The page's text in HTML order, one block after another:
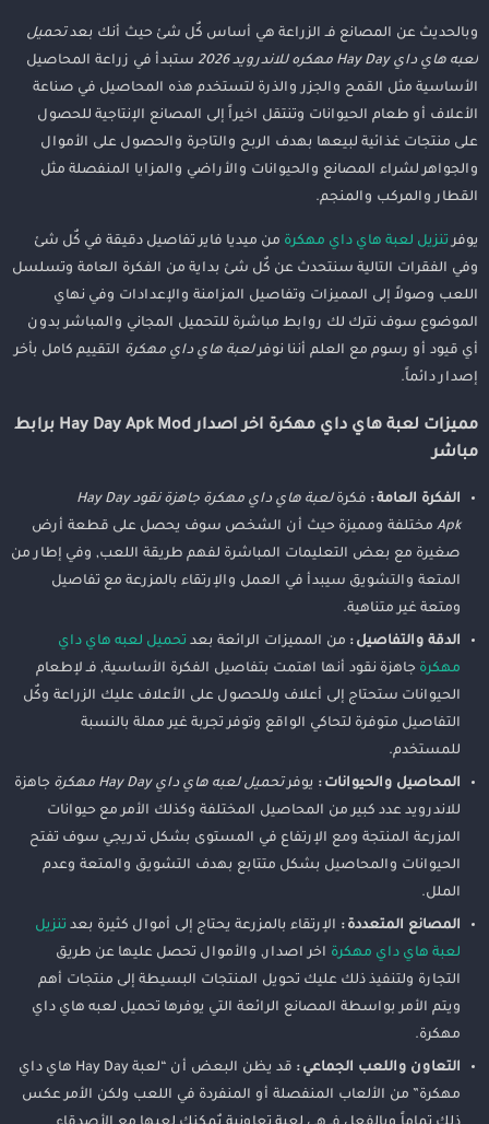
وبالحديث عن المصانع فـ الزراعة هي أساس كٌل شئ حيث أنك بعدتحميل
لعبه هاي داي Hay Day مهكره للاندرويد 2026
ستبدأ في زراعة المحاصيل
الأساسية مثل القمح والجزر والذرة لتستخدم هذه المحاصيل في صناعة
الأعلاف أو طعام الحيوانات وتنتقل اخيراً إلى المصانع الإنتاجية للحصول
على منتجات غذائية لبيعها بهدف الربح والتاجرة والحصول على الأموال
والجواهر لشراء المصانع والحيوانات والأراضي والمزايا المنفصلة مثل
القطار والمركب والمنجم.
يوفرتنزيل لعبة هاي داي مهكرة من ميديا فاير تفاصيل دقيقة في كٌل شئ
وفي الفقرات التالية سنتحدث عن كٌل شئ بداية من الفكرة العامة وتسلسل
اللعب وصولاً إلى المميزات وتفاصيل المزامنة والإعدادات وفي نهاي
الموضوع سوف نترك لك روابط مباشرة للتحميل المجاني والمباشر بدون
أي قيود أو رسوم مع العلم أننا نوفرلعبة هاي داي مهكرة التقييم كامل بأخر
إصدار دائماً.
مميزات لعبة هاي داي مهكرة اخر اصدار Hay Day Apk Mod برابط
مباشر
الفكرة العامة : فكرة
لعبة هاي داي مهكرة جاهزة نقود Hay Day
Apk مختلفة ومميزة حيث أن الشخص سوف يحصل على قطعة أرض
صغيرة مع بعض التعليمات المباشرة لفهم طريقة اللعب, وفي إطار من
المتعة والتشويق سيبدأ في العمل والإرتقاء بالمزرعة مع تفاصيل
ومتعة غير متناهية.
الدقة والتفاصيل : من المميزات الرائعة بعد تحميل لعبه هاي داي
مهكرة جاهزة نقود أنها اهتمت بتفاصيل الفكرة الأساسية, فـ لإطعام
الحيوانات ستحتاج إلى أعلاف وللحصول على الأعلاف عليك الزراعة وكٌل
التفاصيل متوفرة لتحاكي الواقع وتوفر تجربة غير مملة بالنسبة
للمستخدم.
المحاصيل والحيوانات : يوفرتحميل لعبه هاي داي Hay Day مهكرة
جاهزة
للاندرويد عدد كبير من المحاصيل المختلفة وكذلك الأمر مع حيوانات
المزرعة المنتجة ومع الإرتفاع في المستوى بشكل تدريجي سوف تفتح
الحيوانات والمحاصيل بشكل متتابع بهدف التشويق والمتعة وعدم
الملل.
المصانع المتعددة : الإرتقاء بالمزرعة يحتاج إلى أموال كثيرة بعد تنزيل
لعبة هاي داي مهكرة اخر اصدار, والأموال تحصل عليها عن طريق
التجارة ولتنفيذ ذلك عليك تحويل المنتجات البسيطة إلى منتجات أهم
ويتم الأمر بواسطة المصانع الرائعة التي يوفرها تحميل لعبه هاي داي
مهكرة.
التعاون واللعب الجماعي :
قد يظن البعض أن “لعبة Hay Day هاي داي
مهكرة” من الألعاب المنفصلة أو المنفردة في اللعب ولكن الأمر عكس